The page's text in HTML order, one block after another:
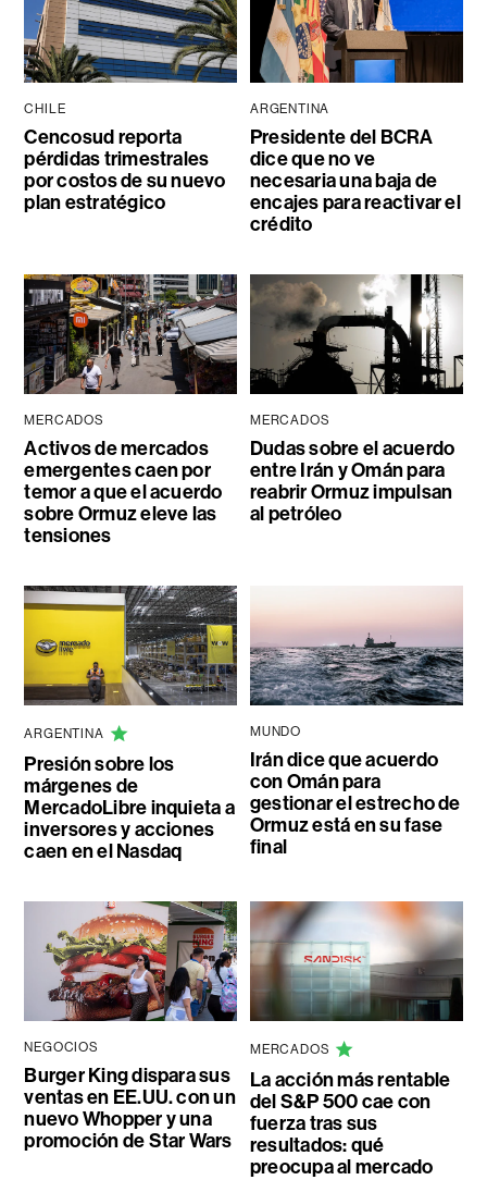
CHILE
Cencosud reporta
pérdidas trimestrales
por costos de su nuevo
plan estratégico
ARGENTINA
Presidente del BCRA
dice que no ve
necesaria una baja de
encajes para reactivar el
crédito
MERCADOS
Activos de mercados
emergentes caen por
temor a que el acuerdo
sobre Ormuz eleve las
tensiones
MERCADOS
Dudas sobre el acuerdo
entre Irán y Omán para
reabrir Ormuz impulsan
al petróleo
ARGENTINA
Presión sobre los
márgenes de
MercadoLibre inquieta a
inversores y acciones
caen en el Nasdaq
MUNDO
Irán dice que acuerdo
con Omán para
gestionar el estrecho de
Ormuz está en su fase
final
NEGOCIOS
Burger King dispara sus
ventas en EE.UU. con un
nuevo Whopper y una
promoción de Star Wars
MERCADOS
La acción más rentable
del S&P 500 cae con
fuerza tras sus
resultados: qué
preocupa al mercado